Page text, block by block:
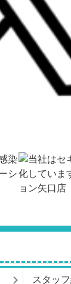
スタッ